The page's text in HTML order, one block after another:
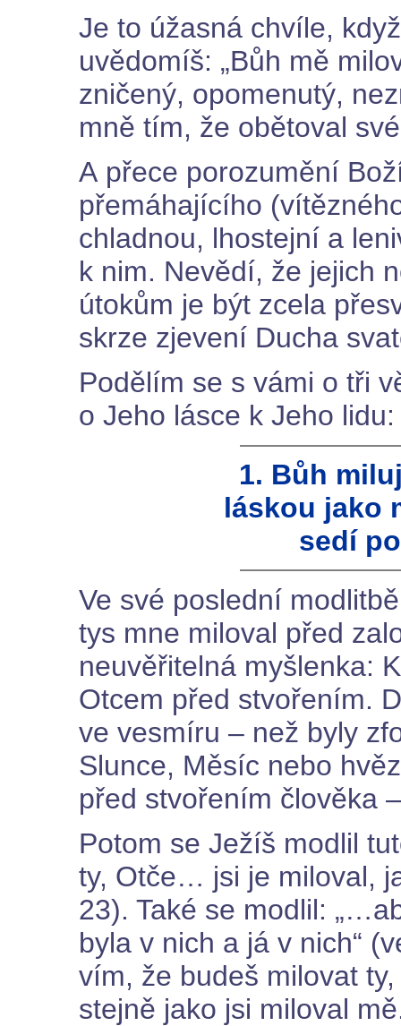
Je to úžasná chvíle,
uvědomíš: „Bůh mě
zničený, opomenutý,
mně tím, že obětoval
A přece porozumění
přemáhajícího
chladnou, lhostejní a
k nim. Nevědí, že jejich
útokům je být zcela
skrze zjevení Ducha
Podělím se s vámi o tři
o Jeho lásce k Jeho lidu:
1. Bůh
láskou jako
sedí
Ve své poslední
tys mne miloval před
neuvěřitelná myšlenka:
Otcem před stvořením.
ve vesmíru – než byly
Slunce, Měsíc nebo
před stvořením člověka
Potom se Ježíš modlil
ty, Otče… jsi je miloval,
23). Také se modlil:
byla v nich a já v nich“
vím, že budeš milovat
stejně jako jsi miloval